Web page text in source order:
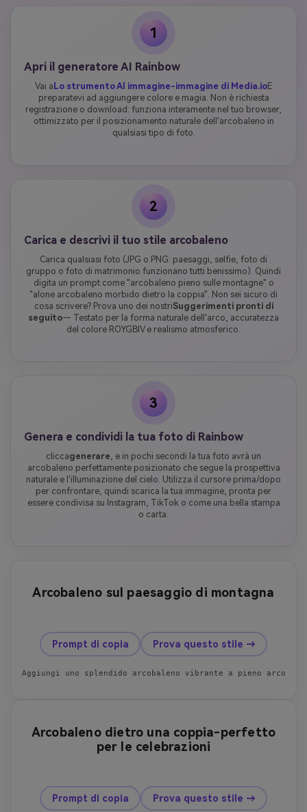
1
Apri il generatore AI Rainbow
Vai a Lo strumento AI immagine-immagine di Media.ioE
preparatevi ad aggiungere colore e magia. Non è richiesta
registrazione o download: funziona interamente nel tuo browser,
ottimizzato per il posizionamento naturale dell'arcobaleno in
qualsiasi tipo di foto.
2
Carica e descrivi il tuo stile arcobaleno
Carica qualsiasi foto (JPG o PNG: paesaggi, selfie, foto di
gruppo o foto di matrimonio funzionano tutti benissimo). Quindi
digita un prompt come "arcobaleno pieno sulle montagne" o
"alone arcobaleno morbido dietro la coppia". Non sei sicuro di
cosa scrivere? Prova uno dei nostriSuggerimenti pronti di
seguito— Testato per la forma naturale dell'arco, accuratezza
del colore ROYGBIV e realismo atmosferico.
3
Genera e condividi la tua foto di Rainbow
cliccagenerare , e in pochi secondi la tua foto avrà un
arcobaleno perfettamente posizionato che segue la prospettiva
naturale e l'illuminazione del cielo. Utilizza il cursore prima/dopo
per confrontare, quindi scarica la tua immagine, pronta per
essere condivisa su Instagram, TikTok o come una bella stampa
o carta.
Arcobaleno sul paesaggio di montagna
prima dopo
Prompt di copia Prova questo stile →
Aggiungi uno splendido arcobaleno vibrante a pieno arco
Arcobaleno dietro una coppia-perfetto
per le celebrazioni
prima dopo
Prompt di copia Prova questo stile →